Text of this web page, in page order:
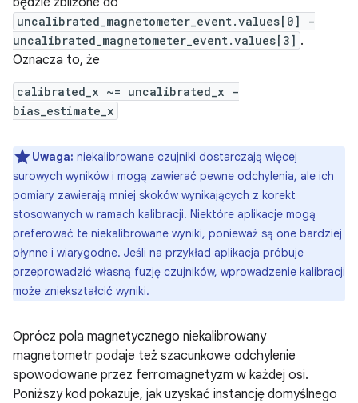
uncalibrated_magnetometer_event.values[0] -
uncalibrated_magnetometer_event.values[3] .
Oznacza to, że
calibrated_x ~= uncalibrated_x -
bias_estimate_x
Uwaga: niekalibrowane czujniki dostarczają więcej
surowych wyników i mogą zawierać pewne odchylenia, ale ich
pomiary zawierają mniej skoków wynikających z korekt
stosowanych w ramach kalibracji. Niektóre aplikacje mogą
preferować te niekalibrowane wyniki, ponieważ są one bardziej
płynne i wiarygodne. Jeśli na przykład aplikacja próbuje
przeprowadzić własną fuzję czujników, wprowadzenie kalibracji
może zniekształcić wyniki.
Oprócz pola magnetycznego niekalibrowany
magnetometr podaje też szacunkowe odchylenie
spowodowane przez ferromagnetyzm w każdej osi.
Poniższy kod pokazuje, jak uzyskać instancję domyślnego